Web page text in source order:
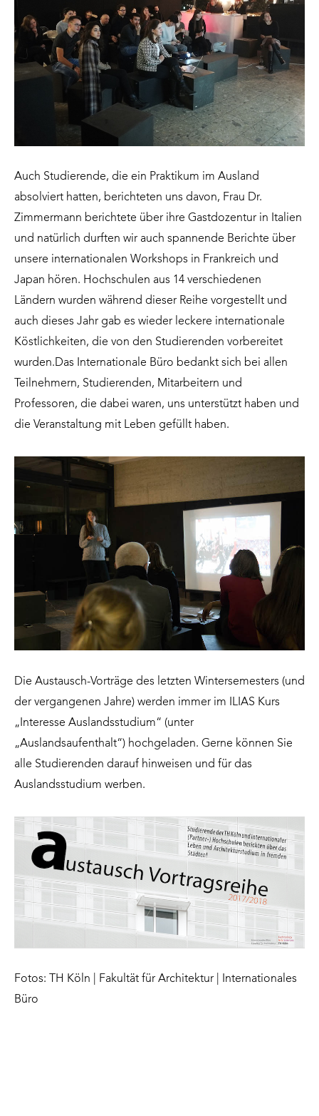
Auch Studierende, die ein Praktikum im Ausland
absolviert hatten, berichteten uns davon, Frau Dr.
Zimmermann berichtete über ihre Gastdozentur in Italien
und natürlich durften wir auch spannende Berichte über
unsere internationalen Workshops in Frankreich und
Japan hören. Hochschulen aus 14 verschiedenen
Ländern wurden während dieser Reihe vorgestellt und
auch dieses Jahr gab es wieder leckere internationale
Köstlichkeiten, die von den Studierenden vorbereitet
wurden.Das Internationale Büro bedankt sich bei allen
Teilnehmern, Studierenden, Mitarbeitern und
Professoren, die dabei waren, uns unterstützt haben und
die Veranstaltung mit Leben gefüllt haben.
Die Austausch-Vorträge des letzten Wintersemesters (und
der vergangenen Jahre) werden immer im ILIAS Kurs
„Interesse Auslandsstudium“ (unter
„Auslandsaufenthalt“) hochgeladen. Gerne können Sie
alle Studierenden darauf hinweisen und für das
Auslandsstudium werben.
Fotos: TH Köln | Fakultät für Architektur | Internationales
Büro